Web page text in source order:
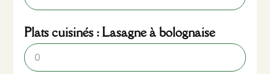
Plats cuisinés : Lasagne à bolognaise